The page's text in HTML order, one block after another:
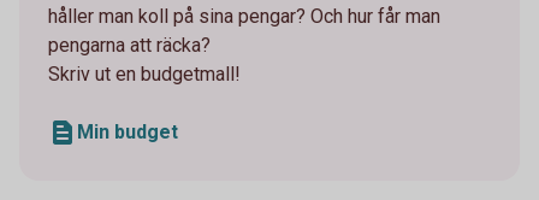
håller man koll på sina pengar? Och hur får man
pengarna att räcka?
Skriv ut en budgetmall!
Min budget